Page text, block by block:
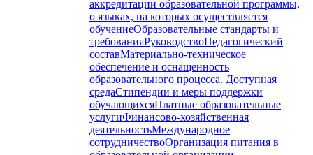
аккредитации образовательной программы,
о языках, на которых осуществляется
обучениеОбразовательные стандарты и
требованияРуководствоПедагогический
составМатериально-техническое
обеспечение и оснащенность
образовательного процесса. Доступная
средаСтипендии и меры поддержки
обучающихсяПлатные образовательные
услугиФинансово-хозяйственная
деятельностьМеждународное
сотрудничествоОрганизация питания в